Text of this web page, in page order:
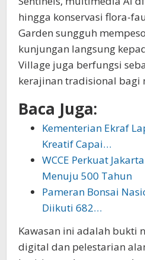
hingga konservasi flora-
Garden sungguh
kunjungan langsung
Village juga berfungsi
kerajinan tradisional bagi
Baca Juga:
Kementerian Ekraf
Kreatif Capai…
WCCE Perkuat
Menuju 500 Tahun
Pameran Bonsai
Diikuti 682…
Kawasan ini adalah bukti
digital dan pelestarian